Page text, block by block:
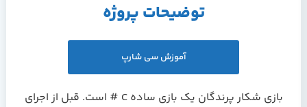
توضیحات پروژه
آموزش سی شارپ
بازی شکار پرندگان یک بازی ساده C # است. قبل از اجرای